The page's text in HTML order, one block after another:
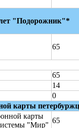
"Подорожник"*
65
65
14
0
карты
карты
"Мир"
65